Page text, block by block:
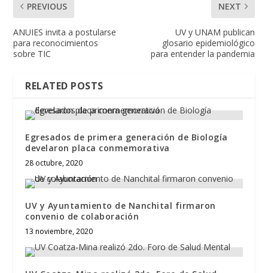
PREVIOUS
ANUIES invita a postularse
para reconocimientos
sobre TIC
NEXT
UV y UNAM publican
glosario epidemiológico
para entender la pandemia
RELATED POSTS
Egresados de primera generación de Biología
develaron placa conmemorativa
28 octubre, 2020
UV y Ayuntamiento de Nanchital firmaron
convenio de colaboración
13 noviembre, 2020